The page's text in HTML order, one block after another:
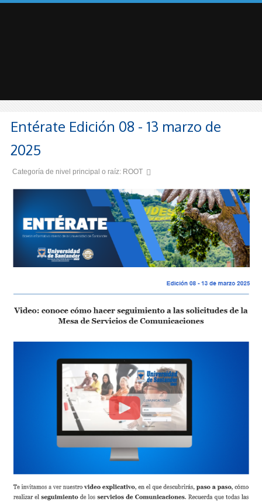
Entérate Edición 08 - 13 marzo de
2025
Categoría de nivel principal o raíz: ROOT